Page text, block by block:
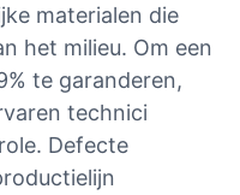
materialen die
het milieu. Om een
te garanderen,
technici
Defecte